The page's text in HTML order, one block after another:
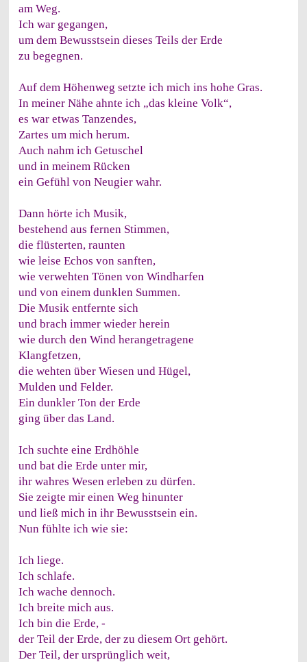
am Weg.
Ich war gegangen,
um dem Bewusstsein dieses Teils der Erde
zu begegnen.
Auf dem Höhenweg setzte ich mich ins hohe Gras.
In meiner Nähe ahnte ich „das kleine Volk“,
es war etwas Tanzendes,
Zartes um mich herum.
Auch nahm ich Getuschel
und in meinem Rücken
ein Gefühl von Neugier wahr.
Dann hörte ich Musik,
bestehend aus fernen Stimmen,
die flüsterten, raunten
wie leise Echos von sanften,
wie verwehten Tönen von Windharfen
und von einem dunklen Summen.
Die Musik entfernte sich
und brach immer wieder herein
wie durch den Wind herangetragene
Klangfetzen,
die wehten über Wiesen und Hügel,
Mulden und Felder.
Ein dunkler Ton der Erde
ging über das Land.
Ich suchte eine Erdhöhle
und bat die Erde unter mir,
ihr wahres Wesen erleben zu dürfen.
Sie zeigte mir einen Weg hinunter
und ließ mich in ihr Bewusstsein ein.
Nun fühlte ich wie sie:
Ich liege.
Ich schlafe.
Ich wache dennoch.
Ich breite mich aus.
Ich bin die Erde, -
der Teil der Erde, der zu diesem Ort gehört.
Der Teil, der ursprünglich weit,